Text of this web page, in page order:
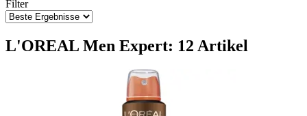
Filter
L'OREAL Men Expert: 12 Artikel